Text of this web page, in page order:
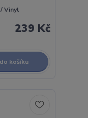
Vinyl
239 Kč
košíku